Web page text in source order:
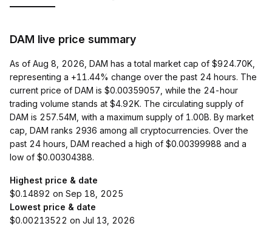
DAM live price summary
As of Aug 8, 2026, DAM has a total market cap of $924.70K,
representing a +11.44% change over the past 24 hours. The
current price of DAM is $0.00359057, while the 24-hour
trading volume stands at $4.92K. The circulating supply of
DAM is 257.54M, with a maximum supply of 1.00B. By market
cap, DAM ranks 2936 among all cryptocurrencies. Over the
past 24 hours, DAM reached a high of $0.00399988 and a
low of $0.00304388.
Highest price & date
$0.14892 on Sep 18, 2025
Lowest price & date
$0.00213522 on Jul 13, 2026